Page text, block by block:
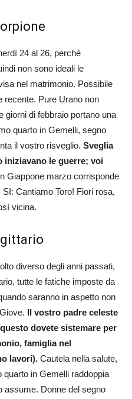
24 al 26, perché
non sono ideali le
nel matrimonio. Possibile
recente. Pure Urano non
giorni di febbraio portano una
quarto in Gemelli, segno
il vostro risveglio. Sveglia
iniziavano le guerre; voi
Giappone marzo corrisponde
Cantiamo Toro! Fiori rosa,
vicina.
diverso degli anni passati,
tutte le fatiche imposte da
saranno in aspetto non
Il vostro padre celeste
dovete sistemare per
famiglia nel
lavori). Cautela nella salute,
quarto in Gemelli raddoppia
assume. Donne del segno